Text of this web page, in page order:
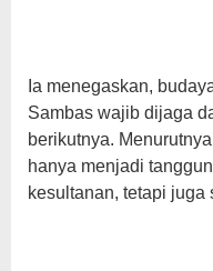
Ia menegaskan,
Sambas wajib dijaga
berikutnya.
hanya menjadi
kesultanan, tetapi juga